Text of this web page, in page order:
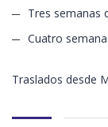
Tres semanas
Cuatro
Traslados desde